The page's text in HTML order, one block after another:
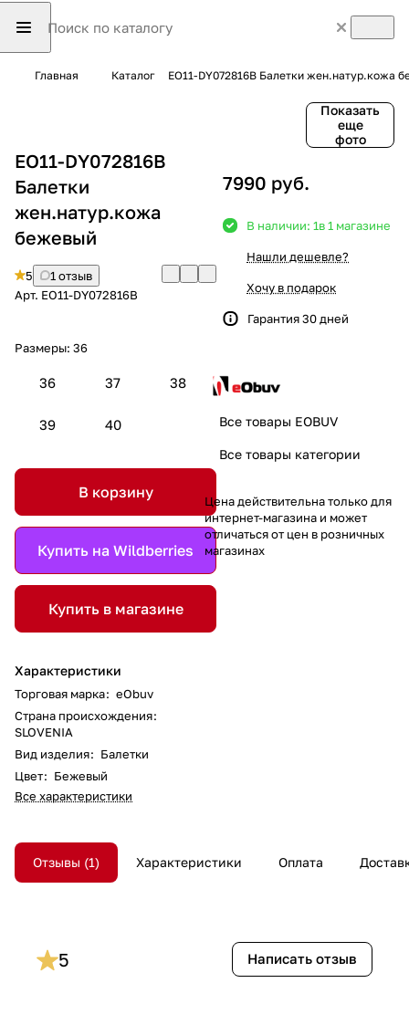
Главная Каталог EO11-DY072816B Балетки жен.натур.кожа
Показать
еще
фото
EO11-DY072816B
Балетки
жен.натур.кожа
бежевый
5
1 отзыв
Арт. EO11-DY072816B
Размеры: 36
36 37 38
39 40
В корзину
Купить на Wildberries
Купить в магазине
Характеристики
Торговая марка: eObuv
Страна происхождения:
SLOVENIA
Вид изделия: Балетки
Цвет: Бежевый
Все характеристики
7990 руб.
В наличии: 1в 1 магазине
Нашли дешевле?
Хочу в подарок
Гарантия 30 дней
Все товары EOBUV
Все товары категории
Цена действительна только для
интернет-магазина и может
отличаться от цен в розничных
магазинах
Отзывы 1 Характеристики Оплата
5 Написать отзыв